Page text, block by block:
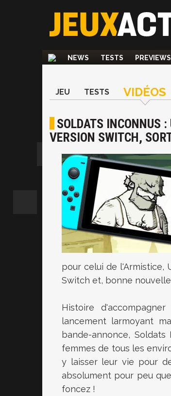
NEWS TESTS PREVIEWS
JEU TESTS VIDÉOS
SOLDATS INCONNUS
VERSION SWITCH,
pour celui de l'Armistice,
Switch et, bonne
Histoire
lancement larmoyant
bande-annonce,
femmes de tous les
y laisser leur vie pour
absolument pour peu
foncez !